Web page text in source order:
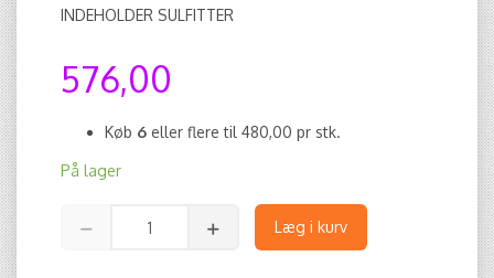
INDEHOLDER SULFITTER
576,00
Køb 6 eller flere til 480,00 pr stk.
På lager
Læg i kurv